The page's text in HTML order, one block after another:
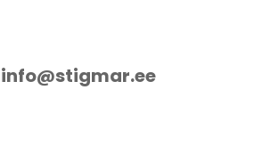
info@stigmar.ee